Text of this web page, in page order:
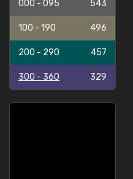
000 - 095 543
100 - 190 496
200 - 290 457
300 - 360 329